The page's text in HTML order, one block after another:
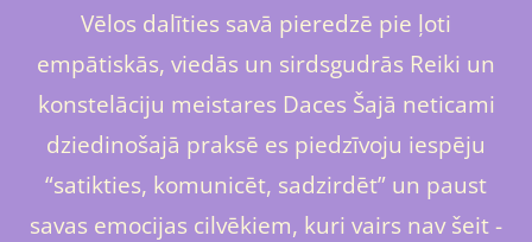
Vēlos dalīties savā pieredzē pie ļoti
empātiskās, viedās un sirdsgudrās Reiki un
konstelāciju meistares Daces Šajā neticami
dziedinošajā praksē es piedzīvoju iespēju
“satikties, komunicēt, sadzirdēt” un paust
savas emocijas cilvēkiem, kuri vairs nav šeit -